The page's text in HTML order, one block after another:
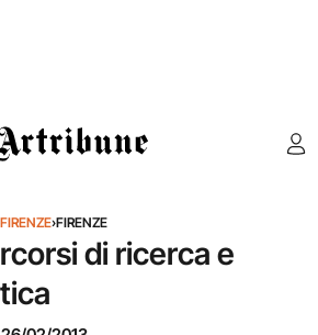
Artribune
FIRENZE›FIRENZE
di ricerca e